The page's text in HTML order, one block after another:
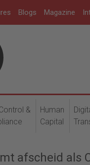
Blogs Magazine
&
Human
Capital
afscheid als